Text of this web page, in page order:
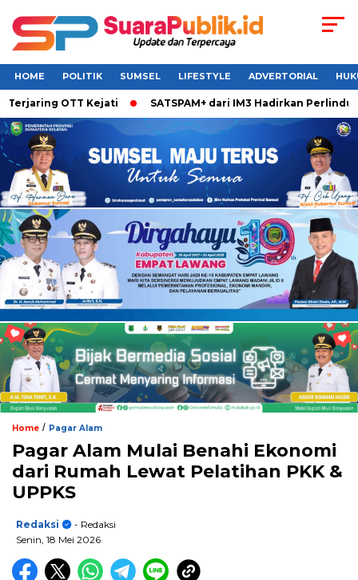
HOME POLITIK SUMSEL LIFESTYLE ADVERTORIAL
OTT Kejati SATSPAM+ dari IM3 Hadirkan Perlindungan
Home / Pagar Alam
Pagar Alam Mulai Benahi Ekonomi
dari Rumah Lewat Pelatihan PKK &
UPPKS
Redaksi
- Redaksi
Senin, 18 Mei 2026